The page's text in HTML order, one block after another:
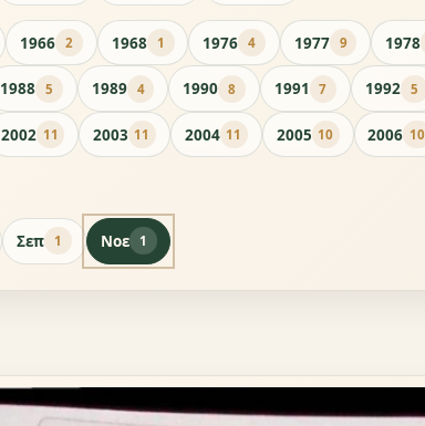
1966 2 1968 1 1976 4 1977 9 1978
1988 5 1989 4 1990 8 1991 7 1992 5
2002 11 2003 11 2004 11 2005 10 2006 10
Σεπ 1 Νοε 1